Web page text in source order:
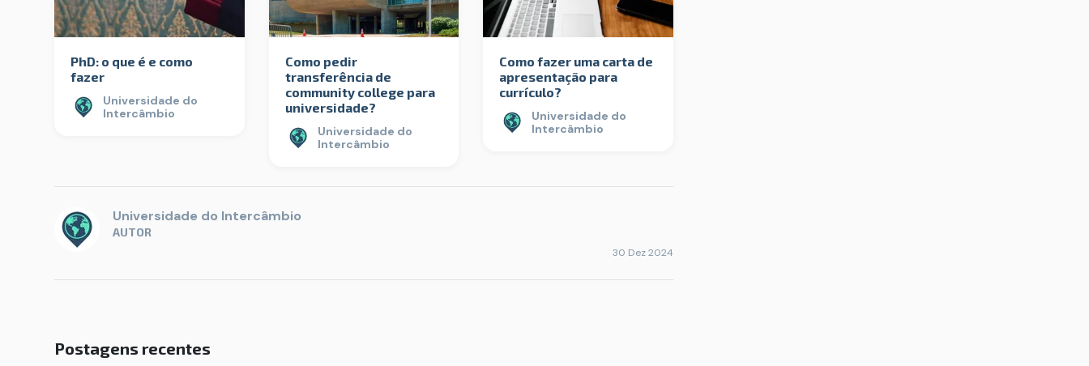
PhD: o que é e como
fazer
Universidade do
Intercâmbio
Como pedir
transferência de
community college para
universidade?
Universidade do
Intercâmbio
Como fazer uma carta de
apresentação para
currículo?
Universidade do
Intercâmbio
Universidade do Intercâmbio
AUTOR
30 Dez 2024
Postagens recentes